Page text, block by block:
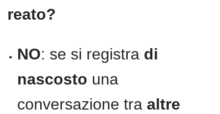
reato?
NO: se si registra di
nascosto una
conversazione tra altre